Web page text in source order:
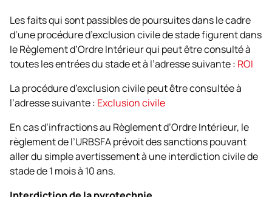
Les faits qui sont passibles de poursuites dans le cadre
d’une procédure d’exclusion civile de stade figurent dans
le Règlement d’Ordre Intérieur qui peut être consulté à
toutes les entrées du stade et à l’adresse suivante : ROI
La procédure d’exclusion civile peut être consultée à
l’adresse suivante : Exclusion civile
En cas d’infractions au Règlement d’Ordre Intérieur, le
règlement de l’URBSFA prévoit des sanctions pouvant
aller du simple avertissement à une interdiction civile de
stade de 1 mois à 10 ans.